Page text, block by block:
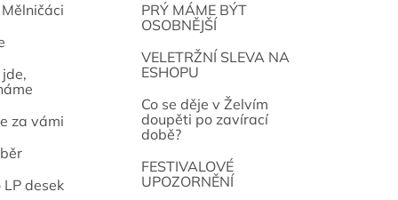
za vámi
desek
PRÝ MÁME BÝT
OSOBNĚJŠÍ
VELETRŽNÍ SLEVA NA
ESHOPU
Co se děje v Želvím
doupěti po zavírací
době?
FESTIVALOVÉ
UPOZORNĚNÍ